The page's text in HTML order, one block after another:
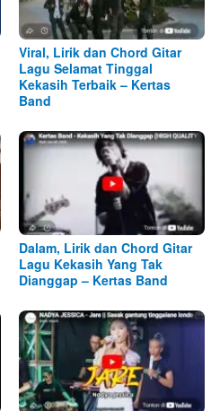
Viral, Lirik dan Chord Gitar
Lagu Selamat Tinggal
Kekasih Terbaik – Kertas
Band
Dalam, Lirik dan Chord Gitar
Lagu Kekasih Yang Tak
Dianggap – Kertas Band